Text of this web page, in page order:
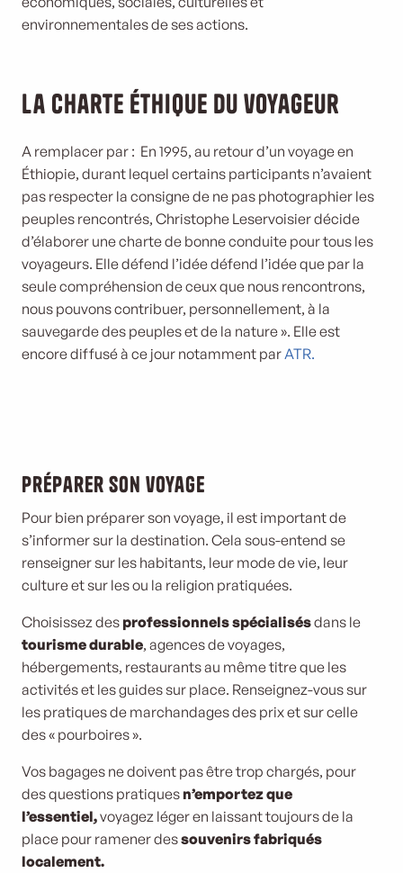
environnementales de ses actions.
La charte éthique du voyageur
A remplacer par : En 1995, au retour d’un voyage en
Éthiopie, durant lequel certains participants n’avaient
pas respecter la consigne de ne pas photographier les
peuples rencontrés, Christophe Leservoisier décide
d’élaborer une charte de bonne conduite pour tous les
voyageurs. Elle défend l’idée défend l’idée que par la
seule compréhension de ceux que nous rencontrons,
nous pouvons contribuer, personnellement, à la
sauvegarde des peuples et de la nature ». Elle est
encore diffusé à ce jour notamment parATR.
Préparer son voyage
Pour bien préparer son voyage, il est important de
s’informer sur la destination. Cela sous-entend se
renseigner sur les habitants, leur mode de vie, leur
culture et sur les ou la religion pratiquées.
Choisissez des professionnels spécialisésdans le
tourisme durable, agences de voyages,
hébergements, restaurants au même titre que les
activités et les guides sur place. Renseignez-vous sur
les pratiques de marchandages des prix et sur celle
des « pourboires ».
Vos bagages ne doivent pas être trop chargés, pour
des questions pratiques n’emportez que
l’essentiel,voyagez léger en laissant toujours de la
place pour ramener dessouvenirs fabriqués
localement.